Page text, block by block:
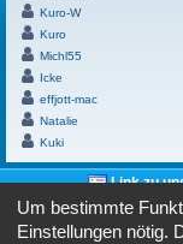
Kuro-W
Kuro
Michl55
Icke
effjott-mac
Natalie
Kuki
Link zu
Benutze bitte diesen Link um
lounge.de"bei dir zu
Um bestimmte
Einstellungen nötig.